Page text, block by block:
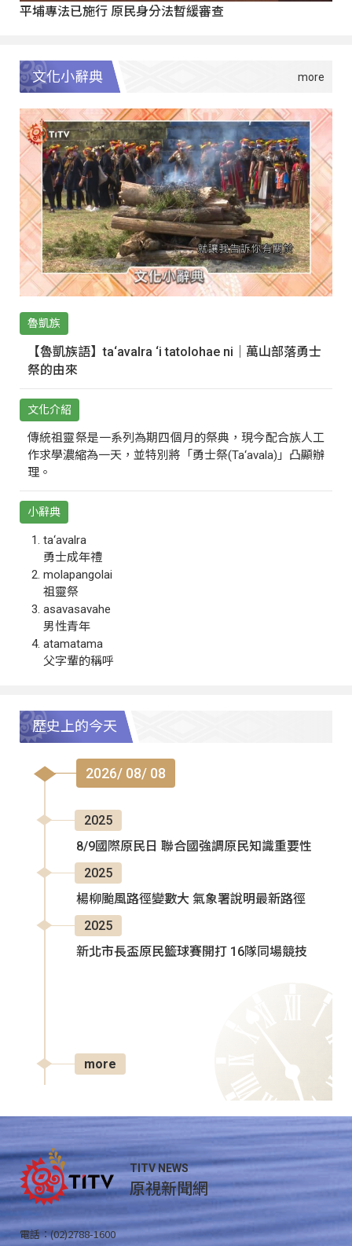
平埔專法已施行 原民身分法暫緩審查
文化小辭典
魯凱族
【魯凱族語】ta‘avalra ‘i tatolohae ni｜萬山部落勇士
祭的由來
文化介紹
傳統祖靈祭是一系列為期四個月的祭典，現今配合族人工
作求學濃縮為一天，並特別將「勇士祭(Ta‘avala)」凸顯辦
理。
小辭典
ta‘avalra
勇士成年禮
molapangolai
祖靈祭
asavasavahe
男性青年
atamatama
父字輩的稱呼
歷史上的今天
2026/ 08/ 08
2025
8/9國際原民日 聯合國強調原民知識重要性
2025
楊柳颱風路徑變數大 氣象署說明最新路徑
2025
新北市長盃原民籃球賽開打 16隊同場競技
more
TITV NEWS
原視新聞網
電話：(02)2788-1600